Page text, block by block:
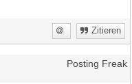
Zitieren
Posting Freak